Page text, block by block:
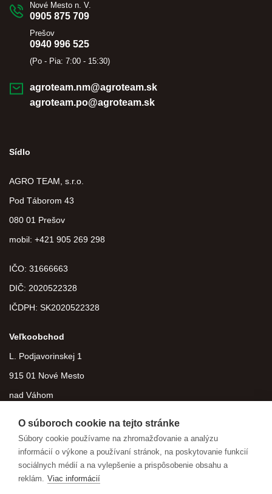
Nové Mesto n. V.
0905 875 709
Prešov
0940 996 525
(Po - Pia: 7:00 - 15:30)
agroteam.nm@agroteam.sk
agroteam.po@agroteam.sk
Sídlo
AGRO TEAM, s.r.o.
Pod Táborom 43
080 01 Prešov
mobil: +421 905 269 298
IČO: 31666663
DIČ: 2020522328
IČDPH: SK2020522328
Veľkoobchod
L. Podjavorinskej 1
915 01 Nové Mesto
nad Váhom
O súboroch cookie na tejto stránke
Súbory cookie používame na zhromažďovanie a analýzu
informácií o výkone a používaní stránok, na poskytovanie funkcií
sociálnych médií a na vylepšenie a prispôsobenie obsahu a
reklám. Viac informácií